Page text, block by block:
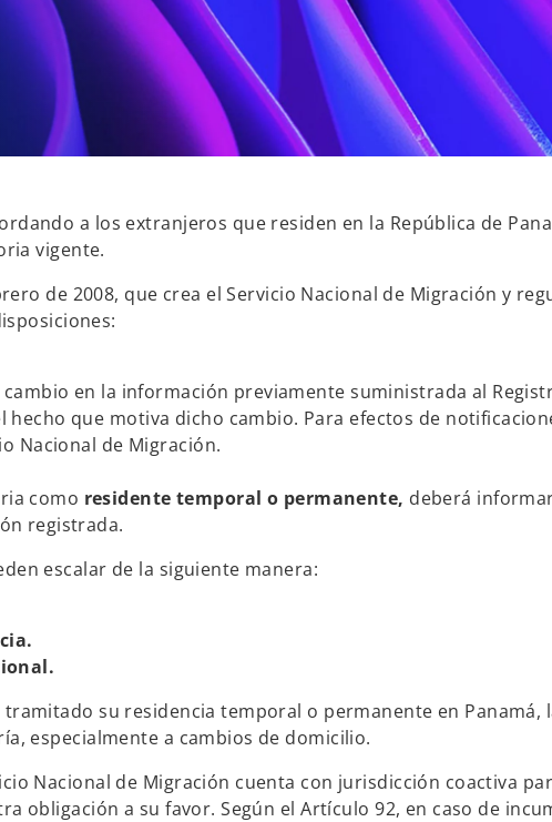
a los extranjeros que residen en la República de
vigente.
de 2008, que crea el Servicio Nacional de Migración y
en la información previamente suministrada al
hecho que motiva dicho cambio. Para efectos de
Nacional de Migración.
como residente temporal o permanente, deberá
registrada.
escalar de la siguiente manera:
su residencia temporal o permanente en Panamá,
especialmente a cambios de domicilio.
Nacional de Migración cuenta con jurisdicción coactiva
obligación a su favor. Según el Artículo 92, en caso de